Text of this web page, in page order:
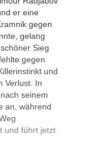
er eine
gegen
gelang
Sieg
gegen
und
Verlust. In
seinem
an, während
und führt jetzt